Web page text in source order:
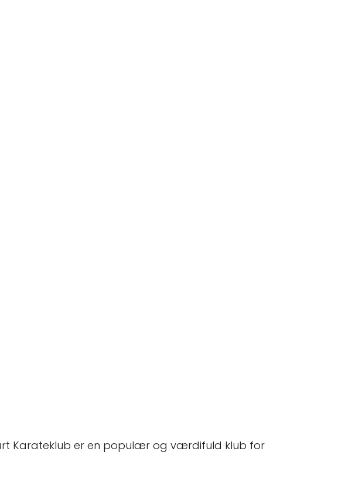
Karateklub er en populær og værdifuld klub for